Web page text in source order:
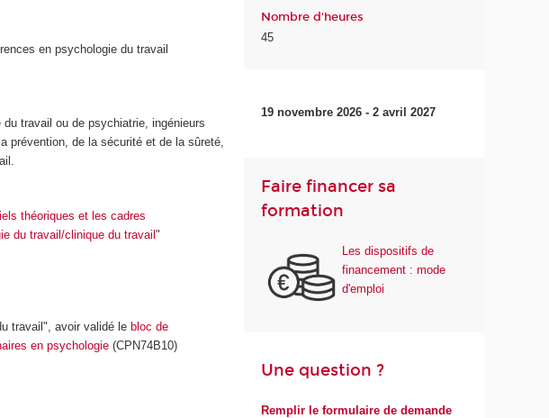
en psychologie du travail
travail ou de psychiatrie, ingénieurs
prévention, de la sécurité et de la sûreté,
théoriques et les cadres
du travail/clinique du travail"
travail", avoir validé le bloc de
en psychologie(CPN74B10)
Nombre d'heures
45
19 novembre 2026 - 2 avril 2027
Faire financer sa
formation
Les dispositifs de
financement : mode
d'emploi
Une question ?
Remplir le formulaire de demande